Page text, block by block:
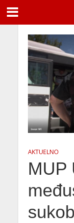
AKTUELNO
MUP